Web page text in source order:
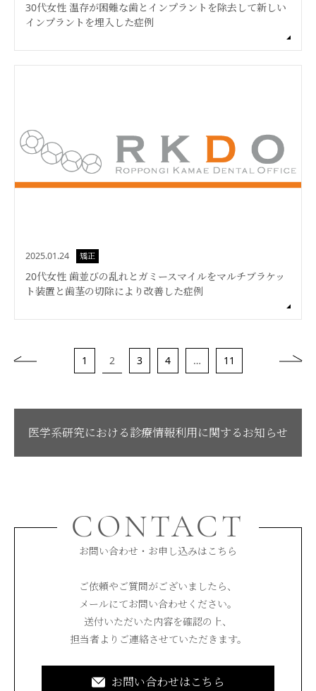
30代女性 温存が困難な歯とインプラントを除去して新しい
インプラントを埋入した症例
2025.01.24 矯正
20代女性 歯並びの乱れとガミースマイルをマルチブラケッ
ト装置と歯茎の切除により改善した症例
1 2 3 4 … 11
医学系研究における診療情報利用に関するお知らせ
CONTACT
お問い合わせ・お申し込みはこちら
ご依頼やご質問がございましたら、
メールにてお問い合わせください。
送付いただいた内容を確認の上、
担当者よりご連絡させていただきます。
お問い合わせはこちら